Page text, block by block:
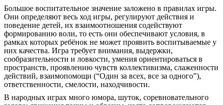
Большое воспитательное значение заложено в правилах игры.
Они определяют весь ход игры, регулируют действия и
поведение детей, их взаимоотношения содействуют
формированию воли, то есть они обеспечивают условия, в
рамках которых ребёнок не может проявить воспитываемые у
них качества. Игра требует внимания, выдержки,
сообразительности и ловкости, умения ориентироваться в
пространств, проявлению чувств коллективизма, слаженности
действий, взаимопомощи (“Один за всех, все за одного”),
ответственности, смелости, находчивости.
В народных играх много юмора, шуток, соревновательного